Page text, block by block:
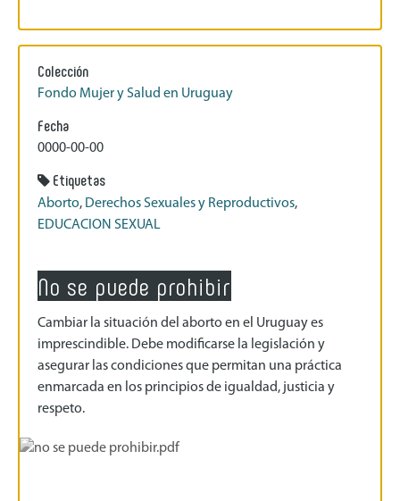
Colección
Fondo Mujer y Salud en Uruguay
Fecha
0000-00-00
Etiquetas
Aborto, Derechos Sexuales y Reproductivos,
EDUCACION SEXUAL
No se puede prohibir
Cambiar la situación del aborto en el Uruguay es
imprescindible. Debe modificarse la legislación y
asegurar las condiciones que permitan una práctica
enmarcada en los principios de igualdad, justicia y
respeto.